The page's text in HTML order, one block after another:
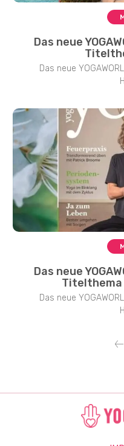
Das neue
Das neue
Das neue
Titelthema
Das neue